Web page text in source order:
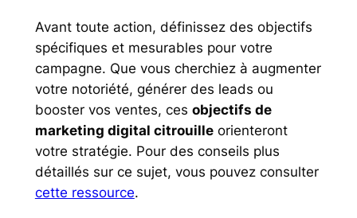
Avant toute action, définissez des objectifs
spécifiques et mesurables pour votre
campagne. Que vous cherchiez à augmenter
votre notoriété, générer des leads ou
booster vos ventes, ces objectifs de
marketing digital citrouilleorienteront
votre stratégie. Pour des conseils plus
détaillés sur ce sujet, vous pouvez consulter
cette ressource.